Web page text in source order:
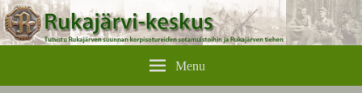
Rukajärvikeskus
Menu